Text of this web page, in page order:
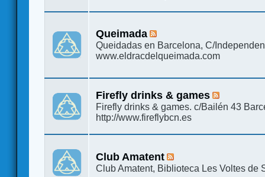
Queimada
Queidadas en Barcelona, C/
www.eldracdelqueimada.com
Firefly drinks & games
Firefly drinks & games. c/Bailén 43
http://www.fireflybcn.es
Club Amatent
Club Amatent, Biblioteca Les Voltes de